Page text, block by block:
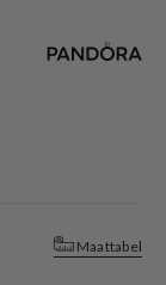
Maattabel